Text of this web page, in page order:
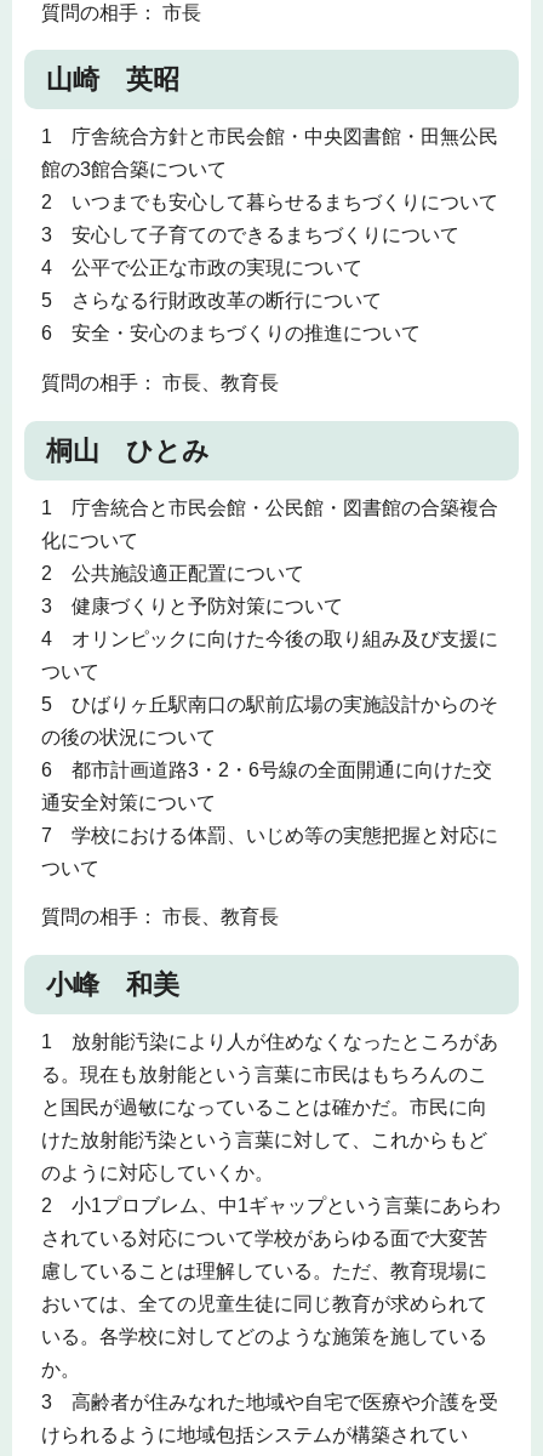
質問の相手： 市長
山崎 英昭
1 庁舎統合方針と市民会館・中央図書館・田無公民
館の3館合築について
2 いつまでも安心して暮らせるまちづくりについて
3 安心して子育てのできるまちづくりについて
4 公平で公正な市政の実現について
5 さらなる行財政改革の断行について
6 安全・安心のまちづくりの推進について
質問の相手： 市長、教育長
桐山 ひとみ
1 庁舎統合と市民会館・公民館・図書館の合築複合
化について
2 公共施設適正配置について
3 健康づくりと予防対策について
4 オリンピックに向けた今後の取り組み及び支援に
ついて
5 ひばりヶ丘駅南口の駅前広場の実施設計からのそ
の後の状況について
6 都市計画道路3・2・6号線の全面開通に向けた交
通安全対策について
7 学校における体罰、いじめ等の実態把握と対応に
ついて
質問の相手： 市長、教育長
小峰 和美
1 放射能汚染により人が住めなくなったところがあ
る。現在も放射能という言葉に市民はもちろんのこ
と国民が過敏になっていることは確かだ。市民に向
けた放射能汚染という言葉に対して、これからもど
のように対応していくか。
2 小1プロブレム、中1ギャップという言葉にあらわ
されている対応について学校があらゆる面で大変苦
慮していることは理解している。ただ、教育現場に
おいては、全ての児童生徒に同じ教育が求められて
いる。各学校に対してどのような施策を施している
か。
3 高齢者が住みなれた地域や自宅で医療や介護を受
けられるように地域包括システムが構築されてい